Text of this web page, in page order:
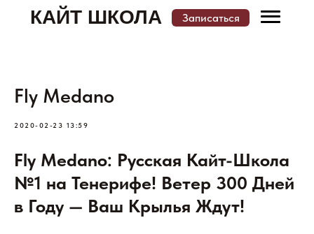
КАТАЛОГ КАЙТ ШКОЛ И МЕСТ ОБУЧЕНИЯ
КАЙТ ШКОЛА Записаться
Fly Medano
2020-02-23 13:59
Fly Medano: Русская Кайт-Школа
№1 на Тенерифе! Ветер 300 Дней
в Году — Ваш Крылья Ждут!